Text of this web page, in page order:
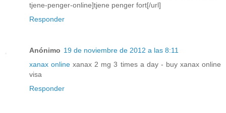
tjene-penger-online]tjene penger fort[/url]
Responder
Anónimo 19 de noviembre de 2012 a las 8:11
xanax online xanax 2 mg 3 times a day - buy xanax online
visa
Responder